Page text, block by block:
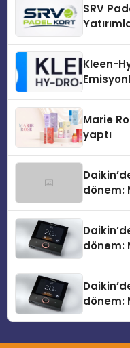
SRV
Kleen-
Marie
yaptı
dönem:
dönem:
dönem: